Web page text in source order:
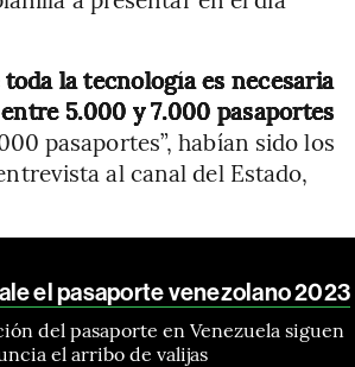
la tecnología es necesaria
5.000 y 7.000 pasaportes
pasaportes”, habían sido los
al canal del Estado,
el pasaporte venezolano 2023
del pasaporte en Venezuela siguen
el arribo de valijas